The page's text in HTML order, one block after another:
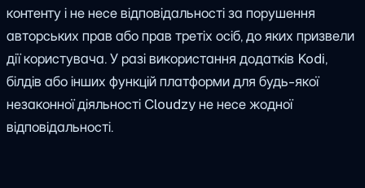
контенту і не несе відповідальності за порушення
авторських прав або прав третіх осіб, до яких призвели
дії користувача. У разі використання додатків Kodi,
білдів або інших функцій платформи для будь-якої
незаконної діяльності Cloudzy не несе жодної
відповідальності.